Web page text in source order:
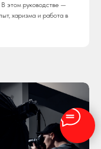
этом руководстве —
харизма и работа в